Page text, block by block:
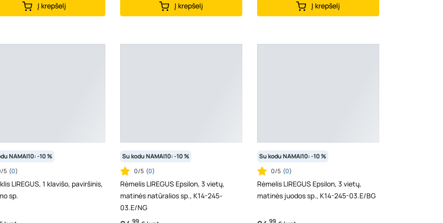
Į krepšelį Į krepšelį Į krepšelį
NAMAI10: -10 %
5 (0)
LIREGUS, 1 klavišo, paviršinis,
sp.
Su kodu NAMAI10: -10 %
0/5 (0)
Rėmelis LIREGUS Epsilon, 3 vietų,
matinės natūralios sp., K14-245-
03.E/NG
99
Su kodu NAMAI10: -10 %
0/5 (0)
Rėmelis LIREGUS Epsilon, 3 vietų,
matinės juodos sp., K14-245-03.E/BG
99